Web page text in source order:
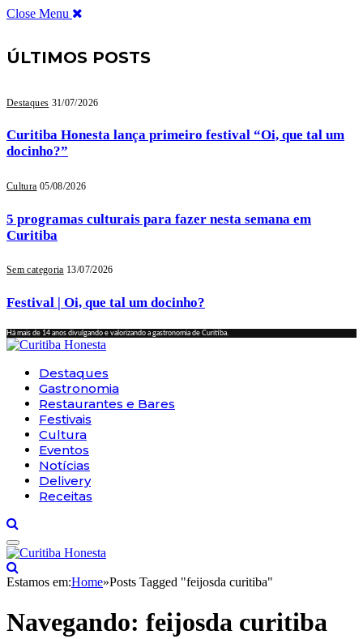
Close Menu
ÚLTIMOS POSTS
Destaques 31/07/2026
Curitiba Honesta lança primeiro festival “Oi, que tal um
docinho?”
Cultura 05/08/2026
5 programas culturais para fazer nesta semana em
Curitiba
Sem categoria 13/07/2026
Festival | Oi, que tal um docinho?
Há mais de 14 anos divulgando e valorizando a gastronomia de Curitiba.
Destaques
Gastronomia
Restaurantes e Bares
Festivais
Cultura
Eventos
Notícias
Delivery
Receitas
Estamos em:Home»Posts Tagged "feijosda curitiba"
Navegando: feijosda curitiba